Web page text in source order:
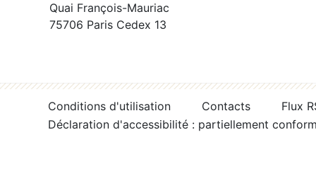
Quai François-Mauriac
75706 Paris Cedex 13
Conditions d'utilisation Contacts
Flux
Déclaration d'accessibilité : partiellement